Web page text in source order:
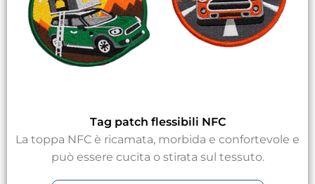
Tag patch flessibili NFC
La toppa NFC è ricamata, morbida e confortevole e
può essere cucita o stirata sul tessuto.